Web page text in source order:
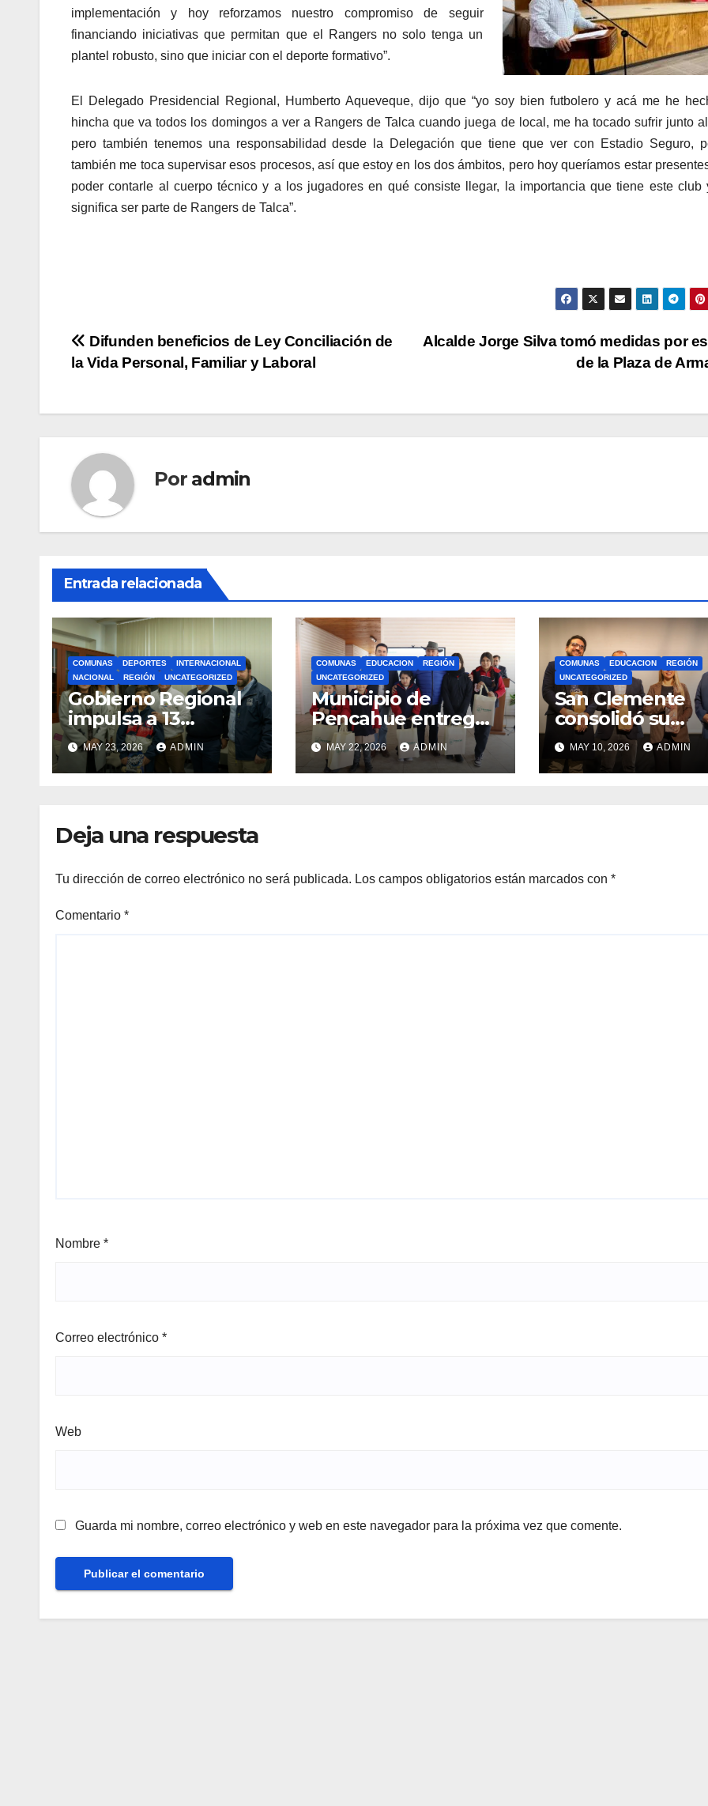
implementación y hoy reforzamos nuestro compromiso de seguir
financiando iniciativas que permitan que el Rangers no solo tenga un
plantel robusto, sino que iniciar con el deporte formativo”.
El Delegado Presidencial Regional, Humberto Aqueveque, dijo que “yo soy bien futbolero y acá me he
hincha que va todos los domingos a ver a Rangers de Talca cuando juega de local, me ha tocado sufrir junto
pero también tenemos una responsabilidad desde la Delegación que tiene que ver con Estadio Seguro,
también me toca supervisar esos procesos, así que estoy en los dos ámbitos, pero hoy queríamos estar
poder contarle al cuerpo técnico y a los jugadores en qué consiste llegar, la importancia que tiene este club
significa ser parte de Rangers de Talca”.
Navegación
entradas
Alcalde Jorge Silva tomó medidas por
de la Plaza de
Difunden beneficios de Ley Conciliación de
la Vida Personal, Familiar y Laboral
Por admin
Entrada relacionada
COMUNAS DEPORTES
INTERNACIONAL
NACIONAL
REGIÓN UNCATEGORIZED
Gobierno Regional
impulsa a 13
deportistas que
llevarán la bandera
maulina a
MAY 23, 2026 ADMIN
COMUNAS EDUCACION
REGIÓN
UNCATEGORIZED
Municipio de
Pencahue entrega
zapatillas a 781
estudiantes con
recursos del Royalty
MAY 22, 2026 ADMIN
COMUNAS EDUCACION
REGIÓN
UNCATEGORIZED
San Clemente
consolidó su
apuesta
con el
del
MAY 10, 2026 ADMIN
Deja una respuesta
Tu dirección de correo electrónico no será publicada. Los campos obligatorios están marcados con *
Comentario *
Nombre *
Correo electrónico *
Web
Guarda mi nombre, correo electrónico y web en este navegador para la próxima vez que comente.